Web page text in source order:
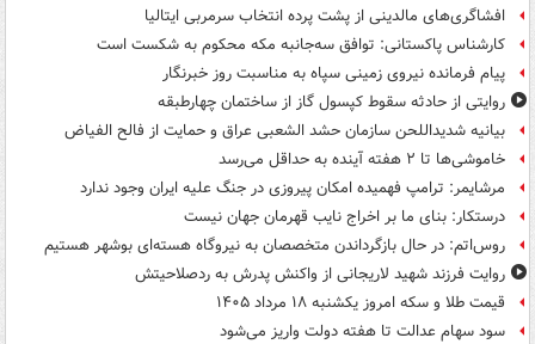
افشاگری‌های مالدینی از پشت پرده انتخاب سرمربی ایتالیا
کارشناس پاکستانی: توافق سه‌جانبه مکه محکوم به شکست است
پیام فرمانده نیروی زمینی سپاه به مناسبت روز خبرنگار
روایتی از حادثه سقوط کپسول گاز از ساختمان چهارطبقه
بیانیه شدیداللحن سازمان حشد الشعبی عراق و حمایت از فالح الفیاض
خاموشی‌ها تا ۲ هفته آینده به حداقل می‌رسد
مرشایمر: ترامپ فهمیده امکان پیروزی در جنگ علیه ایران وجود ندارد
درستکار: بنای ما بر اخراج نایب قهرمان جهان نیست
روس‌اتم: در حال بازگرداندن متخصصان به نیروگاه هسته‌ای بوشهر هستیم
روایت فرزند شهید لاریجانی از واکنش پدرش به ردصلاحیتش
قیمت طلا و سکه امروز یکشنبه ۱۸ مرداد ۱۴۰۵
سود سهام عدالت تا هفته دولت واریز می‌شود